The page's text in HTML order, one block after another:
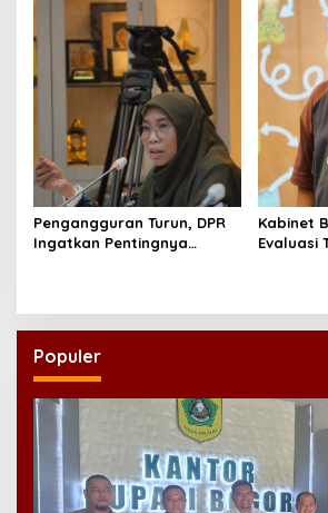
Pengangguran Turun, DPR
Ingatkan Pentingnya
Kabinet
Evaluasi
Populer